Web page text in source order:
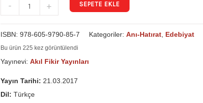
- + SEPETE EKLE
ISBN: 978-605-9790-85-7 Kategoriler: Anı-Hatırat, Edebiyat
Bu ürün 225 kez görüntülendi
Yayınevi: Akıl Fikir Yayınları
Yayın Tarihi: 21.03.2017
Dil: Türkçe